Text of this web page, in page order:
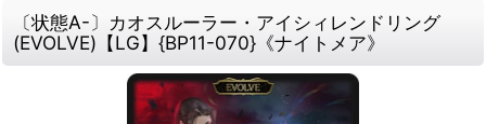
〔状態A-〕カオスルーラー・アイシィレンドリング
(EVOLVE)【LG】{BP11-070}《ナイトメア》